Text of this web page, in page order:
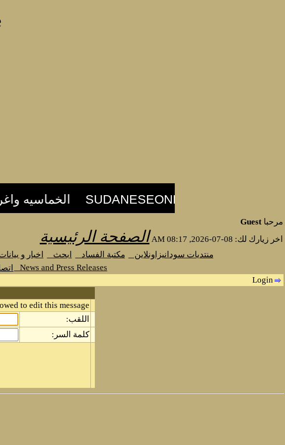
مرحبا Guest
اخر زيارك لك: 08-07-2026, 08:17 AM
الصفحة الرئيسية
منتديات سودانيزاونلاين مكتبة الفساد ابحث اخبار و
News and Press Releases
Login
to edit this message.
اللقب:
كلمة السر: